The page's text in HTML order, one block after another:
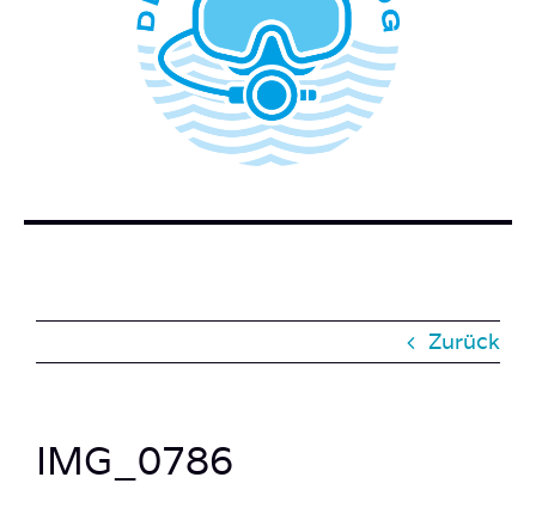
WER STECKT HINTER DEM TAUCHERBLOG?
BUCH BESTELLEN
Zurück
IMG_0786